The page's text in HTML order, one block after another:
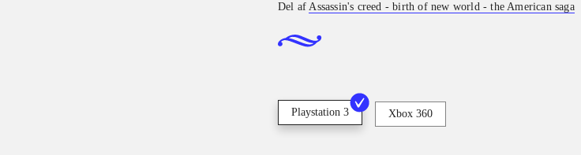
Del afAssassin's creed - birth of new world - the American saga
Playstation 3 Xbox 360